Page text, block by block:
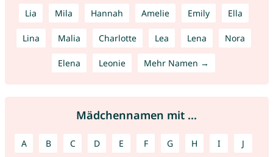
Lia Mila Hannah Amelie Emily Ella
Lina Malia Charlotte Lea Lena Nora
Elena Leonie Mehr Namen →
Mädchennamen mit ...
A B C D E F G H I J